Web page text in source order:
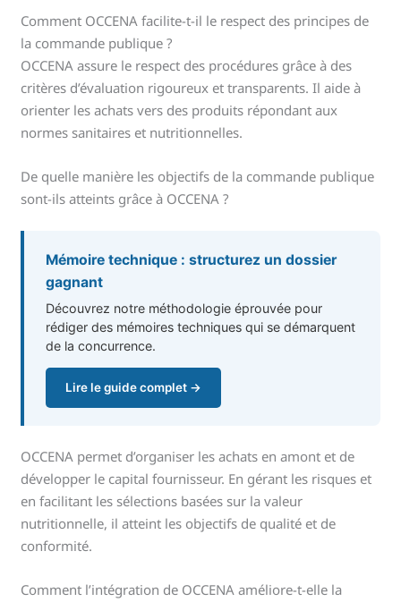
Comment OCCENA facilite-t-il le respect des principes de
la commande publique ?
OCCENA assure le respect des procédures grâce à des
critères d’évaluation rigoureux et transparents. Il aide à
orienter les achats vers des produits répondant aux
normes sanitaires et nutritionnelles.
De quelle manière les objectifs de la commande publique
sont-ils atteints grâce à OCCENA ?
Mémoire technique : structurez un dossier
gagnant
Découvrez notre méthodologie éprouvée pour
rédiger des mémoires techniques qui se démarquent
de la concurrence.
Lire le guide complet →
OCCENA permet d’organiser les achats en amont et de
développer le capital fournisseur. En gérant les risques et
en facilitant les sélections basées sur la valeur
nutritionnelle, il atteint les objectifs de qualité et de
conformité.
Comment l’intégration de OCCENA améliore-t-elle la